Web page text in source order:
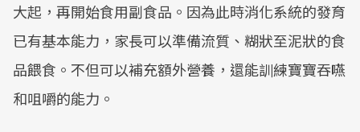
大起，再開始食用副食品。因為此時消化系統的發育
已有基本能力，家長可以準備流質、糊狀至泥狀的食
品餵食。不但可以補充額外營養，還能訓練寶寶吞嚥
和咀嚼的能力。